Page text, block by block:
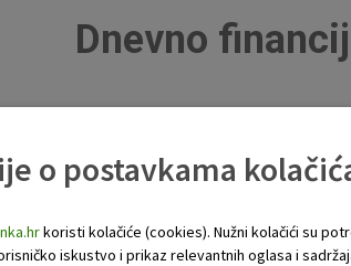
Dnevno
o postavkama
koristi kolačiće (cookies). Nužni kolačići su
iskustvo i prikaz relevantnih oglasa i